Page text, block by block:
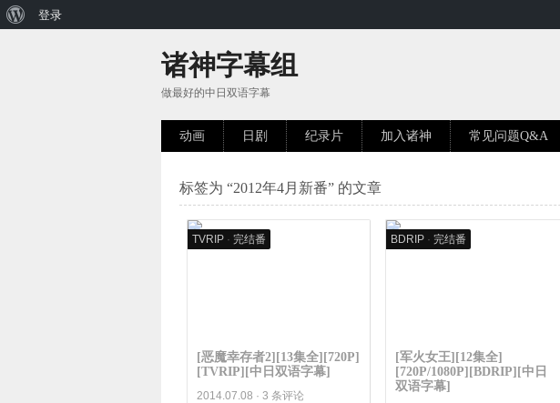
诸神字幕组
做最好的中日双语字幕
动画 日剧 纪录片 加入诸神 常见问题Q&A
标签为 “2012年4月新番” 的文章
TVRIP · 完结番
[恶魔幸存者2][13集全][720P]
[TVRIP][中日双语字幕]
2014.07.08 · 3 条评论
BDRIP · 完结番
[军火女王][12集全]
[720P/1080P][BDRIP][中日
双语字幕]
登录